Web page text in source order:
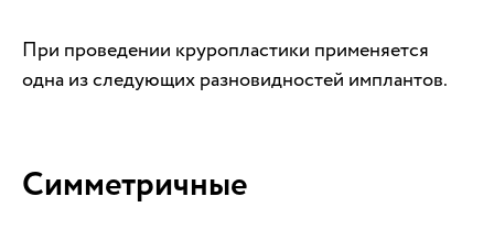
При проведении круропластики применяется
одна из следующих разновидностей имплантов.
Симметричные